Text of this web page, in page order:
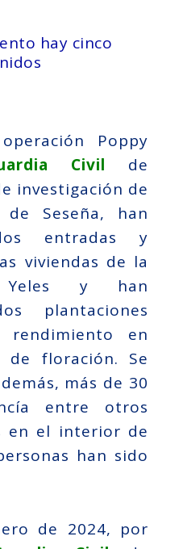
hay cinco
Poppy
Civil
de
investigación de
de Seseña, han
entradas y
viviendas de la
Yeles y han
plantaciones
rendimiento en
de floración. Se
más de 30
entre otros
en el interior de
han sido
de 2024, por